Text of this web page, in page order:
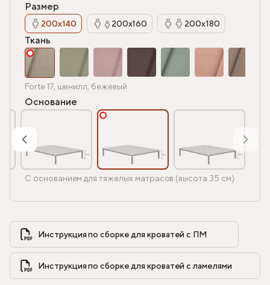
Размер
200х140 200х160 200х180
Ткань
Forte 17, шенилл, бежевый
Основание
С основанием для тяжелых матрасов (высота 35 см)
Инструкция по сборке для кроватей с ПМ